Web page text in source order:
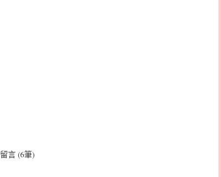
留言 (6筆)